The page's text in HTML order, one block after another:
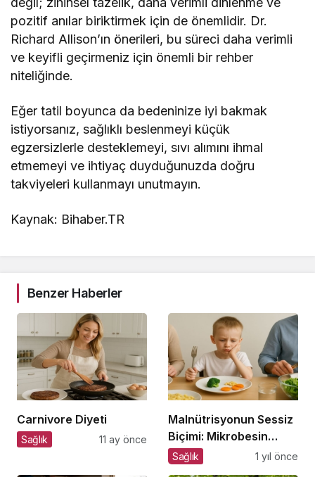
pozitif anılar biriktirmek için de önemlidir. Dr.
Richard Allison’ın önerileri, bu süreci daha verimli
ve keyifli geçirmeniz için önemli bir rehber
niteliğinde.
Eğer tatil boyunca da bedeninize iyi bakmak
istiyorsanız, sağlıklı beslenmeyi küçük
egzersizlerle desteklemeyi, sıvı alımını ihmal
etmemeyi ve ihtiyaç duyduğunuzda doğru
takviyeleri kullanmayı unutmayın.
Kaynak: Bihaber.TR
Benzer Haberler
Carnivore Diyeti
Sağlık 11 ay önce
Malnütrisyonun Sessiz
Biçimi: Mikrobesin
Eksikliklerinin
Sağlık 1 yıl önce